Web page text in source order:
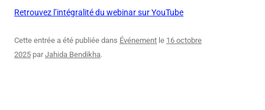
Retrouvez l’intégralité du webinar sur YouTube
Cette entrée a été publiée dans Événement le 16 octobre
2025 parJahida Bendikha.